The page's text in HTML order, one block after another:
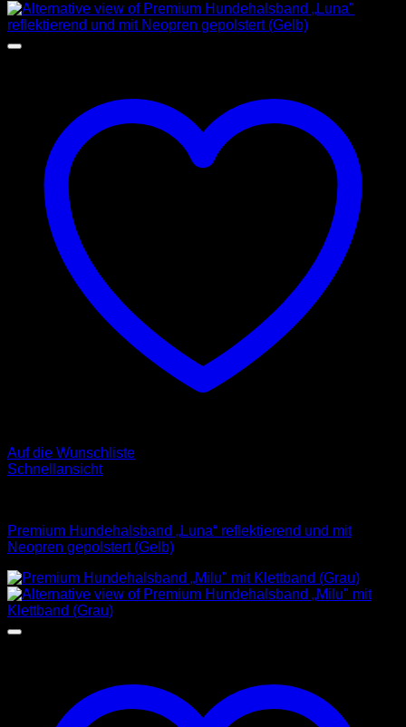
Auf die Wunschliste
Schnellansicht
Premium Hundehalsband „Luna“ reflektierend und mit
Neopren gepolstert (Gelb)